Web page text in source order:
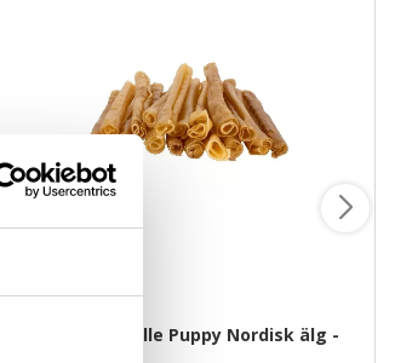
Ozami Tuggrulle Puppy Nordisk älg -